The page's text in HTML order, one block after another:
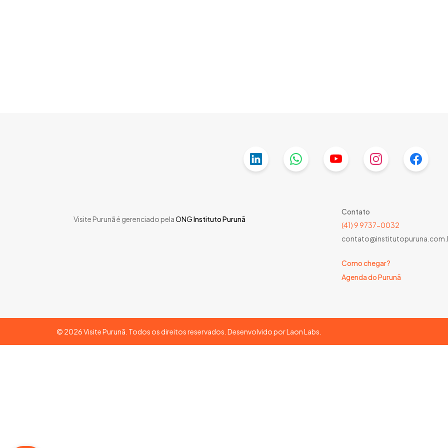
Visite Purunã é gerenciado pelaONGInstituto Purunã
Contato
(41) 9 9737-0032
Como chegar?
Agenda do Purunã
© 2026Visite Purunã. Todos os direitos reservados. Desenvolvido porLaon Labs